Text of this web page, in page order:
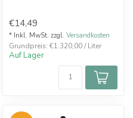
€14,49
* Inkl. MwSt. zzgl. Versandkosten
Grundpreis: €1.320,00 / Liter
Auf Lager